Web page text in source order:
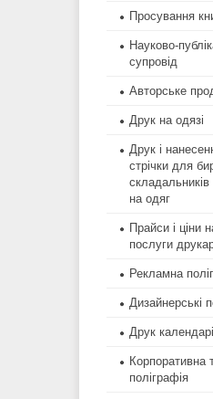
Просування
Науково-
супровід
Авторське
Друк на одязі
Друк і
стрічки для
складальників
на одяг
Прайси і ціни
послуги
Рекламна
Дизайнерські
Друк
Корпоративна
поліграфія